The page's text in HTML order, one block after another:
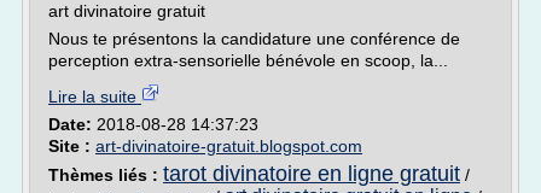
art divinatoire gratuit
Nous te présentons la candidature une conférence de
perception extra-sensorielle bénévole en scoop, la...
Lire la suite
Date: 2018-08-28 14:37:23
Site : art-divinatoire-gratuit.blogspot.com
Thèmes liés : tarot divinatoire en ligne gratuit /